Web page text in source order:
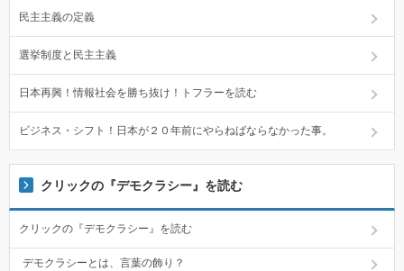
民主主義の定義
選挙制度と民主主義
日本再興！情報社会を勝ち抜け！トフラーを読む
ビジネス・シフト！日本が２０年前にやらねばならなかった事。
クリックの『デモクラシー』を読む
クリックの『デモクラシー』を読む
デモクラシーとは、言葉の飾り？